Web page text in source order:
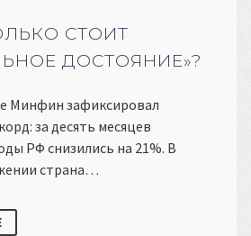
СТОИТ
ДОСТОЯНИЕ»?
Минфин зафиксировал
за десять месяцев
РФ снизились на 21%. В
страна…